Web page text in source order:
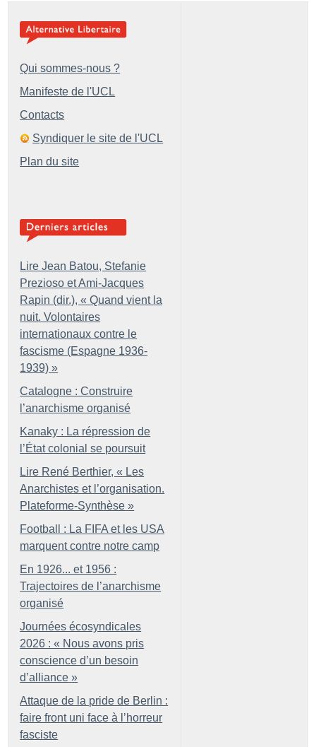
Qui sommes-nous ?
Manifeste de l'UCL
Contacts
Syndiquer le site de l'UCL
Plan du site
Lire Jean Batou, Stefanie
Prezioso et Ami-Jacques
Rapin (dir.), « Quand vient la
nuit. Volontaires
internationaux contre le
fascisme (Espagne 1936-
1939) »
Catalogne : Construire
l’anarchisme organisé
Kanaky : La répression de
l’État colonial se poursuit
Lire René Berthier, « Les
Anarchistes et l’organisation.
Plateforme-Synthèse »
Football : La FIFA et les USA
marquent contre notre camp
En 1926... et 1956 :
Trajectoires de l’anarchisme
organisé
Journées écosyndicales
2026 : « Nous avons pris
conscience d’un besoin
d’alliance »
Attaque de la pride de Berlin :
faire front uni face à l’horreur
fasciste